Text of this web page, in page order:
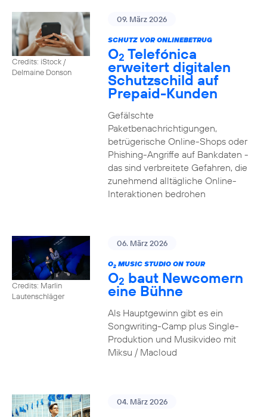
Credits: iStock /
Delmaine Donson
09. März 2026
SCHUTZ VOR ONLINEBETRUG
O2 Telefónica
erweitert digitalen
Schutzschild auf
Prepaid-Kunden
Gefälschte
Paketbenachrichtigungen,
betrügerische Online-Shops oder
Phishing-Angriffe auf Bankdaten -
das sind verbreitete Gefahren, die
zunehmend alltägliche Online-
Interaktionen bedrohen
Credits: Marlin
Lautenschläger
06. März 2026
O2MUSIC STUDIO ON TOUR
O2 baut Newcomern
eine Bühne
Als Hauptgewinn gibt es ein
Songwriting-Camp plus Single-
Produktion und Musikvideo mit
Miksu / Macloud
04. März 2026